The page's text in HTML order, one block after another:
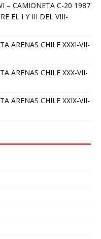
– CAMIONETA C-20 1987
EL I Y III DEL VIII-
ARENAS CHILE XXXI-VII-
ARENAS CHILE XXX-VII-
ARENAS CHILE XXIX-VII-